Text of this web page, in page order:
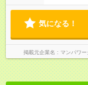
気になる！
掲載元企業名 マンパワ